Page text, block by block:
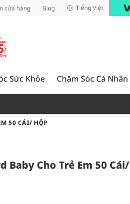
cửa hàng Blog Tiếng Việt
Sức Khỏe Chăm Sóc Cá Nhân
50 CÁI/ HỘP
Baby Cho Trẻ Em 50 Cái/